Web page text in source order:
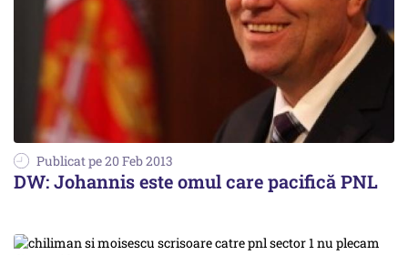
Publicat pe 20 Feb 2013
DW: Johannis este omul care pacifică PNL